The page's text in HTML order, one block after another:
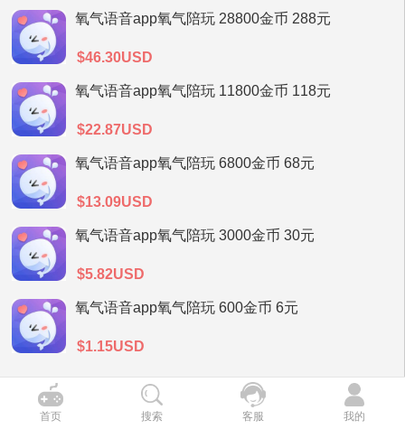
氧气语音app氧气陪玩 28800金币 288元
$46.30USD
氧气语音app氧气陪玩 11800金币 118元
$22.87USD
氧气语音app氧气陪玩 6800金币 68元
$13.09USD
氧气语音app氧气陪玩 3000金币 30元
$5.82USD
氧气语音app氧气陪玩 600金币 6元
$1.15USD
首页 搜索 客服 我的